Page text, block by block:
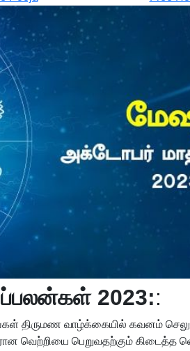
2023::
திருமண வாழ்க்கையில் கவனம்
வெற்றியை பெறுவதற்கும்